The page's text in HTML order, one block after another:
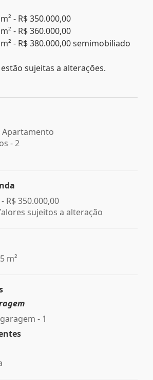
- R$ 350.000,00
- R$ 360.000,00
- R$ 380.000,00 semimobiliado
sujeitas a alterações.
Apartamento
- 2
R$ 350.000,00
sujeitos a alteração
m²
- 1